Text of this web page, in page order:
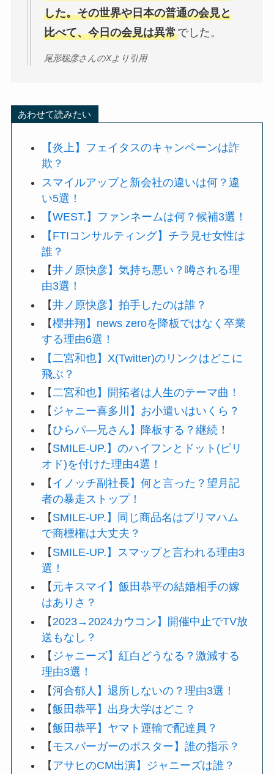
した。その世界や日本の普通の会見と
比べて、今日の会見は異常でした。
尾形聡彦さんのXより引用
あわせて読みたい
【炎上】フェイタスのキャンペーンは詐
欺？
スマイルアップと新会社の違いは何？違
い5選！
【WEST.】ファンネームは何？候補3選！
【FTIコンサルティング】チラ見せ女性は
誰？
【井ノ原快彦】気持ち悪い？噂される理
由3選！
【井ノ原快彦】拍手したのは誰？
【櫻井翔】news zeroを降板ではなく卒業
する理由6選！
【二宮和也】X(Twitter)のリンクはどこに
飛ぶ？
【 二宮和也】開拓者は人生のテーマ曲！
【 ジャニー喜多川】お小遣いはいくら？
【ひらパ―兄さん】降板する？継続 ！
【 SMILE-UP.】のハイフンとドット(ピリ
オド)を付けた理由4選！
【 イノッチ副社長】何と言った？望月記
者の暴走ストップ！
【 SMILE-UP.】同じ商品名はプリマハム
で商標権は大丈夫？
【 SMILE-UP.】スマップと言われる理由3
選！
【 元キスマイ】飯田恭平の結婚相手の嫁
はありさ？
【 2023→2024カウコン】開催中止でTV放
送もなし？
【 ジャニーズ】紅白どうなる？激減する
理由3選！
【河合郁人】退所しないの？理由3選！
【飯田恭平】出身大学はどこ？
【飯田恭平】ヤマト運輸で配達員？
【 モスバーガーのポスター】誰の指示？
【 アサヒのCM出演】ジャニーズは誰？